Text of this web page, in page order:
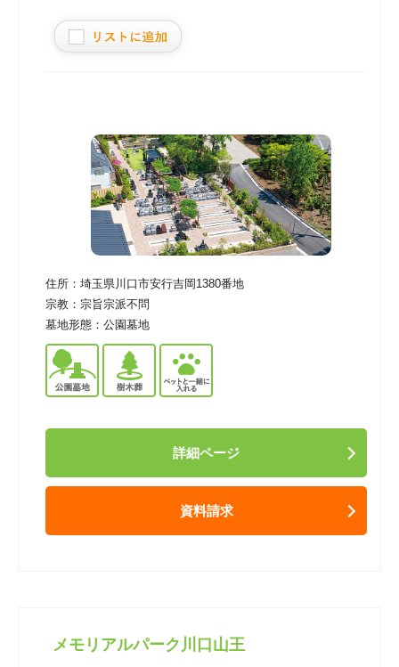
住所： 埼玉県川口市安行吉岡1380番地
宗教： 宗旨宗派不問
墓地形態： 公園墓地
詳細ページ
資料請求
メモリアルパーク川口山王